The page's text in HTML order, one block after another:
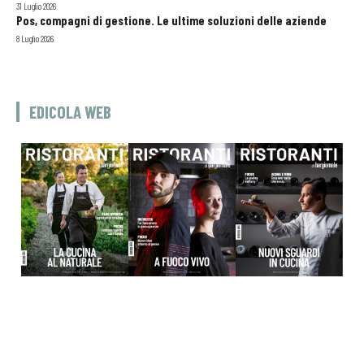
31 Luglio 2026
Pos, compagni di gestione. Le ultime soluzioni delle aziende
8 Luglio 2026
EDICOLA WEB